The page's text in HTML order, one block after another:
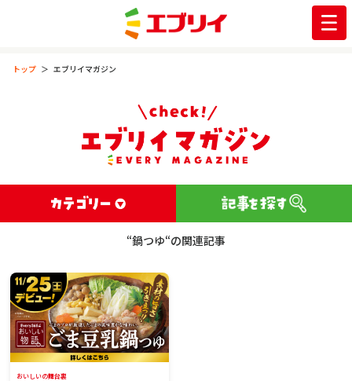
トップ エブリイマガジン
“鍋つゆ“の関連記事
おいしいの舞台裏